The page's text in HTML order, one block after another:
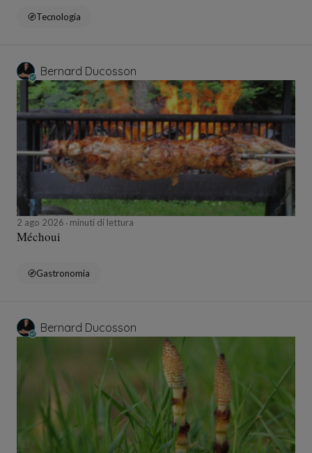
Tecnologia
Bernard Ducosson
2 ago 2026 minuti di lettura
Méchoui
Gastronomia
Bernard Ducosson